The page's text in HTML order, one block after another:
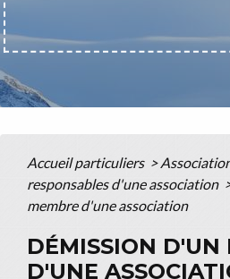
Accueil particuliers >
responsables d'une association
membre d'une association
DÉMISSION D'UN
D'UNE